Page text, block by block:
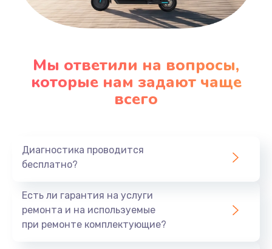
Мы ответили на вопросы,
которые нам задают чаще
всего
Диагностика проводится
бесплатно?
Есть ли гарантия на услуги
ремонта и на используемые
при ремонте комплектующие?